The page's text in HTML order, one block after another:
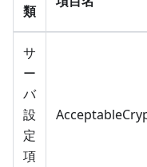
類
サ
ー
バ
設
定
項